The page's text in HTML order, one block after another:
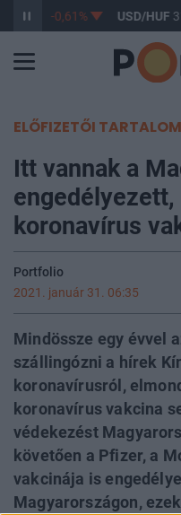
363,17 -0,61% USD/HUF
ELŐFIZETŐI TARTALOM
Itt vannak a
koronavírus
Portfolio
2021. január 31. 06:35
Mindössze egy évvel
szállingózni a hírek
koronavírusról,
koronavírus vakcina
védekezést
követően a Pfizer, a
vakcinája is
Magyarországon,